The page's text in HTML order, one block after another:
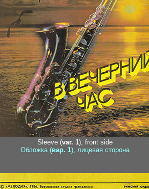
Sleeve (var. 1), front side
Обложка (вар. 1), лицевая сторона